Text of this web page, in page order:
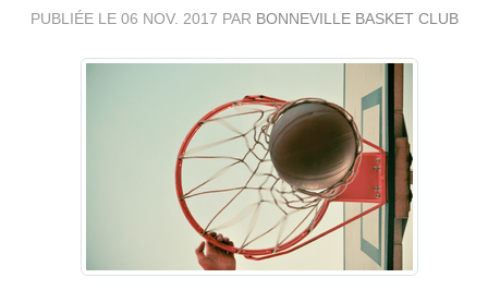
PUBLIÉE LE 06 NOV. 2017 PAR BONNEVILLE BASKET CLUB